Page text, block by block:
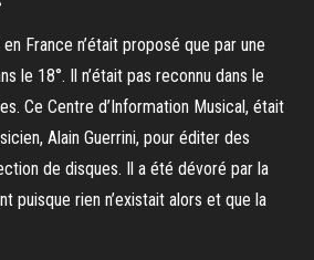
France n’était proposé que par une
le 18°. Il n’était pas reconnu dans le
Ce Centre d’Information Musical, était
Alain Guerrini, pour éditer des
de disques. Il a été dévoré par la
puisque rien n’existait alors et que la